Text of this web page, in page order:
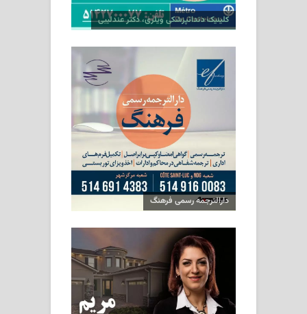
کلینیک دندانپزشکی ویلری، دکتر عندلیبی
دارالترجمه رسمی فرهنگ